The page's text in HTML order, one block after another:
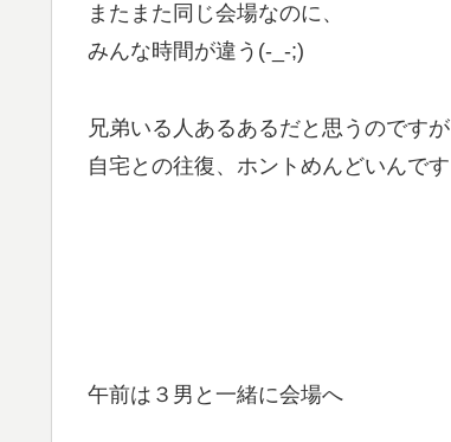
またまた同じ会場なのに、
みんな時間が違う(-_-;)
兄弟いる人あるあるだと思うのですが
自宅との往復、ホントめんどいんです
午前は３男と一緒に会場へ